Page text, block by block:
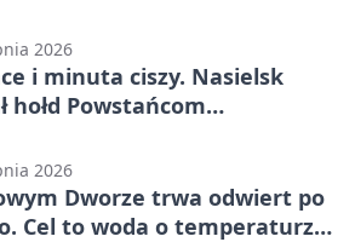
2026
i minuta ciszy. Nasielsk
hołd Powstańcom
2026
Dworze trwa odwiert po
Cel to woda o temperaturze